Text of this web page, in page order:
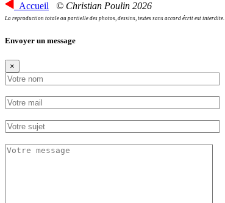
Accueil © Christian Poulin 2026
La reproduction totale ou partielle des photos, dessins, textes sans accord écrit est interdite.
Envoyer un message
×